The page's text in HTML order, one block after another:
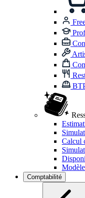
Calcul
Comptabilité